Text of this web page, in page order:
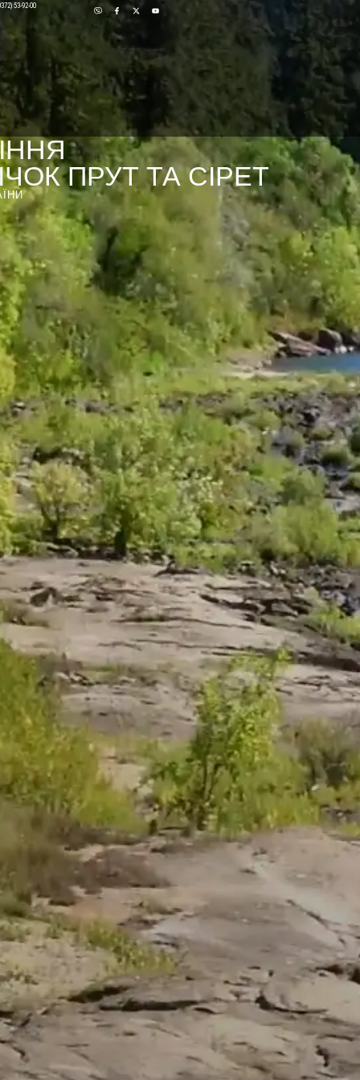
53-92-00
ПРУТ ТА СІРЕТ